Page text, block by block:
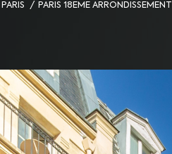
PARIS PARIS 18EME ARRONDISSEMENT